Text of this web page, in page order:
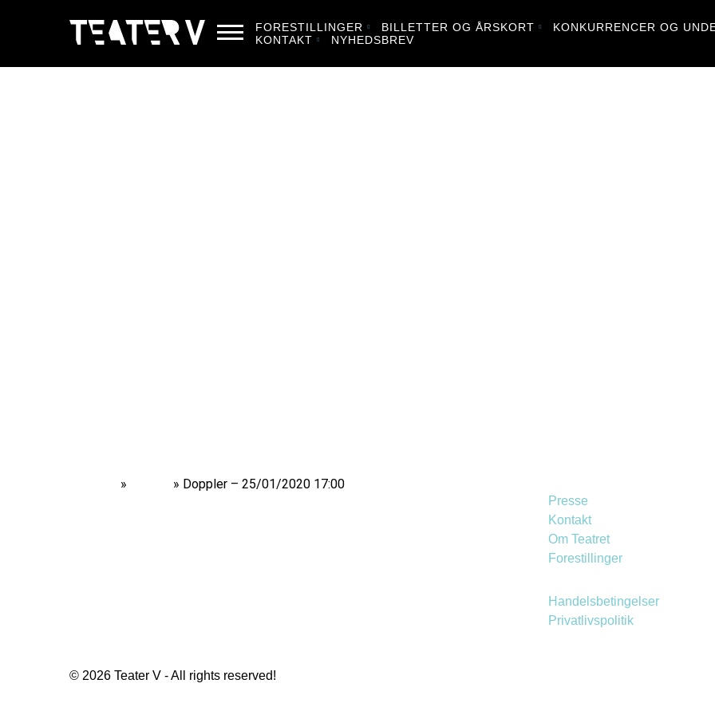
FORESTILLINGER BILLETTER OG ÅRSKORT KONKURRENCER OG
KONTAKT
NYHEDSBREV
» » Doppler – 25/01/2020 17:00
Presse
Kontakt
Om Teatret
Forestillinger
Handelsbetingelser
Privatlivspolitik
© 2026 Teater V - All rights reserved!